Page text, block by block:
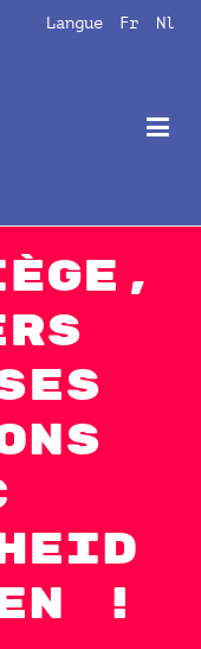
Langue Fr Nl
!